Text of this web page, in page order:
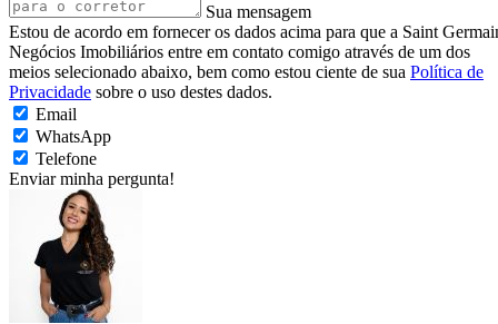
Sua mensagem
Estou de acordo em fornecer os dados acima para que a Saint
Negócios Imobiliários entre em contato comigo através de um dos
meios selecionado abaixo, bem como estou ciente de sua Política de
Privacidade sobre o uso destes dados.
Email
WhatsApp
Telefone
Enviar minha pergunta!